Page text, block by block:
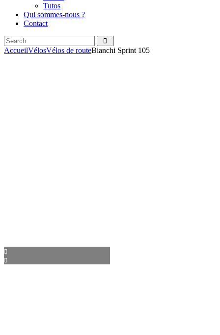
Tutos
Qui sommes-nous ?
Contact
Search
facebook
instagramm
AccueilVélosVélos de routeBianchi Sprint 105